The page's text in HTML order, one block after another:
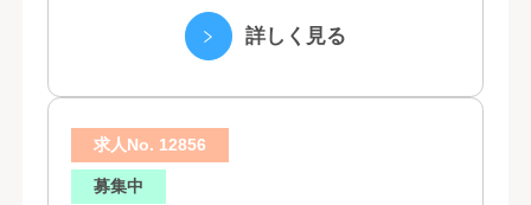
詳しく見る
求人No. 12856
募集中